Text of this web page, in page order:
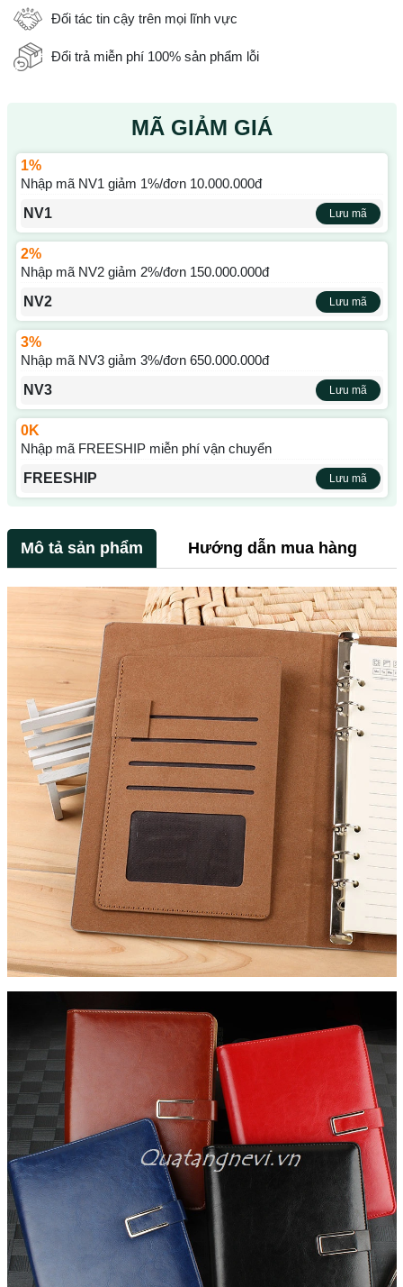
Đối tác tin cậy trên mọi lĩnh vực
Đổi trả miễn phí 100% sản phẩm lỗi
MÃ GIẢM GIÁ
1%
Nhập mã NV1 giảm 1%/đơn 10.000.000đ
NV1
Lưu mã
2%
Nhập mã NV2 giảm 2%/đơn 150.000.000đ
NV2
Lưu mã
3%
Nhập mã NV3 giảm 3%/đơn 650.000.000đ
NV3
Lưu mã
0K
Nhập mã FREESHIP miễn phí vận chuyển
FREESHIP
Lưu mã
Mô tả sản phẩm Hướng dẫn mua hàng